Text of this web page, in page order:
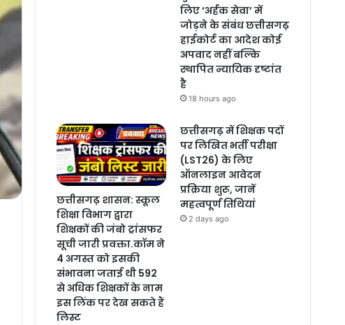
लिए ‘अर्हक सेवा’ में
जोड़ने के संबंध छत्तीसगढ़
हाईकोर्ट का आदेश कोई
अपवाद नहीं बल्कि
स्थापित न्यायिक दृष्टांत
है
18 hours ago
छत्तीसगढ़ शासन: स्कूल
शिक्षा विभाग द्वारा
शिक्षकों की जंबो ट्रांसफर
सूची जारी प्रवक्ता.कॉम ने
4 अगस्त को इसकी
संभावना जताई थी 592
से अधिक शिक्षकों के नाम
इस लिंक पर देख सकते हैं
लिस्ट
छत्तीसगढ़ में शिक्षक पदों
पर लिखित भर्ती परीक्षा
(LST26) के लिए
ऑनलाइन आवेदन
प्रक्रिया शुरू, जानें
महत्वपूर्ण तिथियां
2 days ago